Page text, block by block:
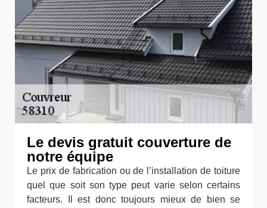
Le devis gratuit couverture de
notre équipe
Le prix de fabrication ou de l’installation de toiture
quel que soit son type peut varie selon certains
facteurs. Il est donc toujours mieux de bien se